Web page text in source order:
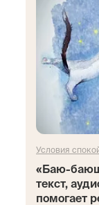
Условия
«Баю-
текст,
помогает